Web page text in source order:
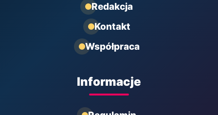
Redakcja
Kontakt
Współpraca
Informacje